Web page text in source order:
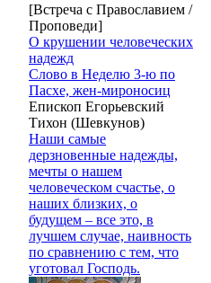
[Встреча с Православием /
Проповеди]
О крушении человеческих
надежд
Слово в Неделю 3-ю по
Пасхе, жен-мироносиц
Епископ Егорьевский
Тихон (Шевкунов)
Наши самые
дерзновенные надежды,
мечты о нашем
человеческом счастье, о
наших близких, о
будущем – все это, в
лучшем случае, наивность
по сравнению с тем, что
уготовал Господь.